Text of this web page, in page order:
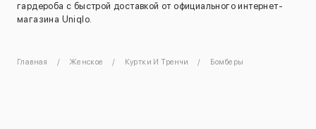
гардероба с быстрой доставкой от официального интернет-
магазина Uniqlo.
Главная Женское Куртки И Тренчи Бомберы